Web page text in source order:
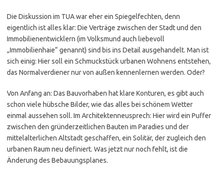
Die Diskussion im TUA war eher ein Spiegelfechten, denn
eigentlich ist alles klar: Die Verträge zwischen der Stadt und den
Immobilienentwicklern (im Volksmund auch liebevoll
„Immobilienhaie“ genannt) sind bis ins Detail ausgehandelt. Man ist
sich einig: Hier soll ein Schmuckstück urbanen Wohnens entstehen,
das Normalverdiener nur von außen kennenlernen werden. Oder?
Von Anfang an: Das Bauvorhaben hat klare Konturen, es gibt auch
schon viele hübsche Bilder, wie das alles bei schönem Wetter
einmal aussehen soll. Im Architektenneusprech: Hier wird ein Puffer
zwischen den gründerzeitlichen Bauten im Paradies und der
mittelalterlichen Altstadt geschaffen, ein Solitär, der zugleich den
urbanen Raum neu definiert. Was jetzt nur noch fehlt, ist die
Änderung des Bebauungsplanes.